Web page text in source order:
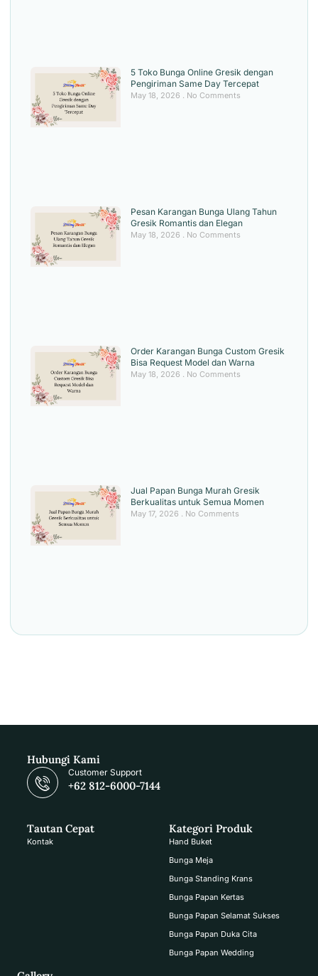
5 Toko Bunga Online Gresik dengan
Pengiriman Same Day Tercepat
May 18, 2026 No Comments
Pesan Karangan Bunga Ulang Tahun
Gresik Romantis dan Elegan
May 18, 2026 No Comments
Order Karangan Bunga Custom Gresik
Bisa Request Model dan Warna
May 18, 2026 No Comments
Jual Papan Bunga Murah Gresik
Berkualitas untuk Semua Momen
May 17, 2026 No Comments
Hubungi Kami
Customer Support
+62 812-6000-7144
Tautan Cepat
Kontak
Kategori Produk
Hand Buket
Bunga Meja
Bunga Standing Krans
Bunga Papan Kertas
Bunga Papan Selamat Sukses
Bunga Papan Duka Cita
Bunga Papan Wedding